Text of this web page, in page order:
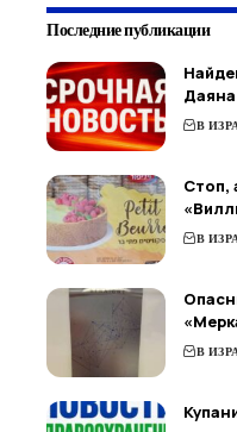
Последние публикации
Даяна
В
Стоп,
В
В